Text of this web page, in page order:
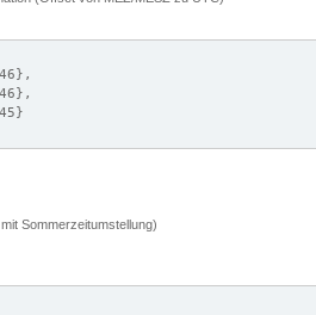
Sommerzeitumstellung)